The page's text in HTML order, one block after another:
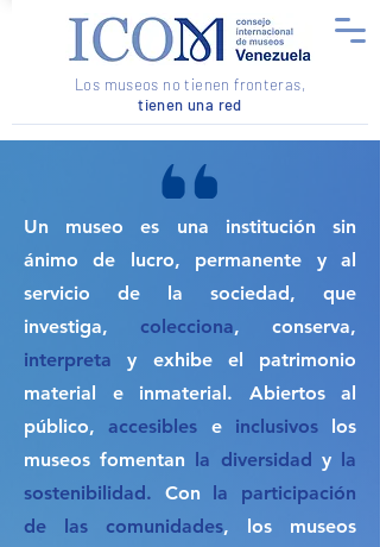
Los museos no tienen fronteras,
tienen una red
Un museo es una institución sin
ánimo de lucro, permanente y al
servicio de la sociedad, que
investiga, colecciona, conserva,
interpreta y exhibe el patrimonio
material e inmaterial. Abiertos al
público,accesibles e inclusivoslos
museos fomentan la diversidad y la
sostenibilidad. Con la participación
de las comunidades, los museos